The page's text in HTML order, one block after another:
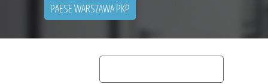
PAESE WARSZAWA PKP